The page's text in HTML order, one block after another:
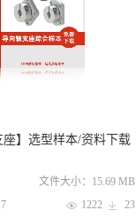
座】选型样本/资料下载
文件大小： 15.69 MB
 1222  23